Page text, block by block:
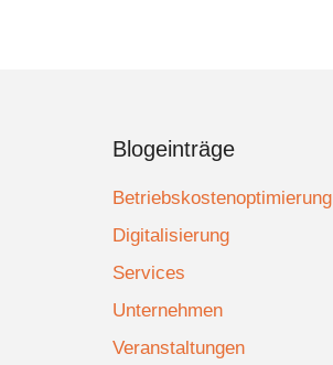
Blogeinträge
Betriebskostenoptimierung
Digitalisierung
Services
Unternehmen
Veranstaltungen